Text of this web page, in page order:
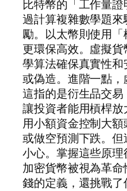
比特幣的「工作量
過計算複雜數學題
勵。以太幣則使用「
更環保高效。虛擬
學算法確保真實性
或偽造。進階一點
這指的是衍生品交易
讓投資者能用槓桿
用小額資金控制大額
或做空預測下跌。
小心。掌握這些原
加密貨幣被視為革
錢的定義，還挑戰了